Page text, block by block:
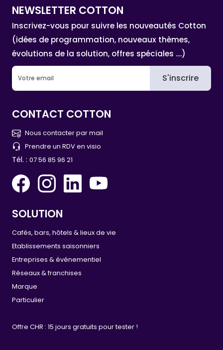
NEWSLETTER COTTON
Inscrivez-vous pour suivre les nouveautés Cotton
(idées de programmation, nouveaux thèmes,
évolutions de la solution, offres spéciales ....)
S'inscrire
CONTACT COTTON
Nous contacter par mail
Prendre un RDV en visio
Tél. : 07 56 85 96 21
SOLUTION
Cafés, bars, hôtels & lieux de vie
Etablissements saisonniers
Entreprises & événementiel
Réseaux & franchises
Marque
Particulier
Offre CHR : 15 jours gratuits pour tester !